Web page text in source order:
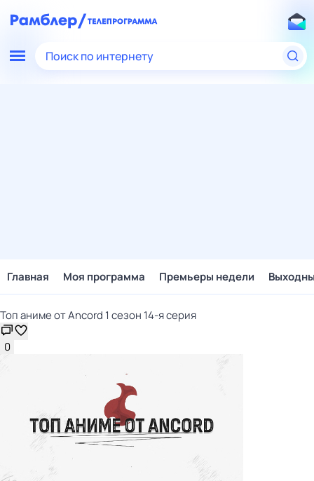
Поиск по интернету
Главная Моя программа Премьеры недели
Топ аниме от Ancord 1 сезон 14-я серия
0